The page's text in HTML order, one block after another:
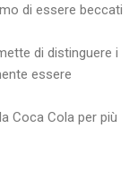
di essere beccati
di distinguere i
essere
Coca Cola per più